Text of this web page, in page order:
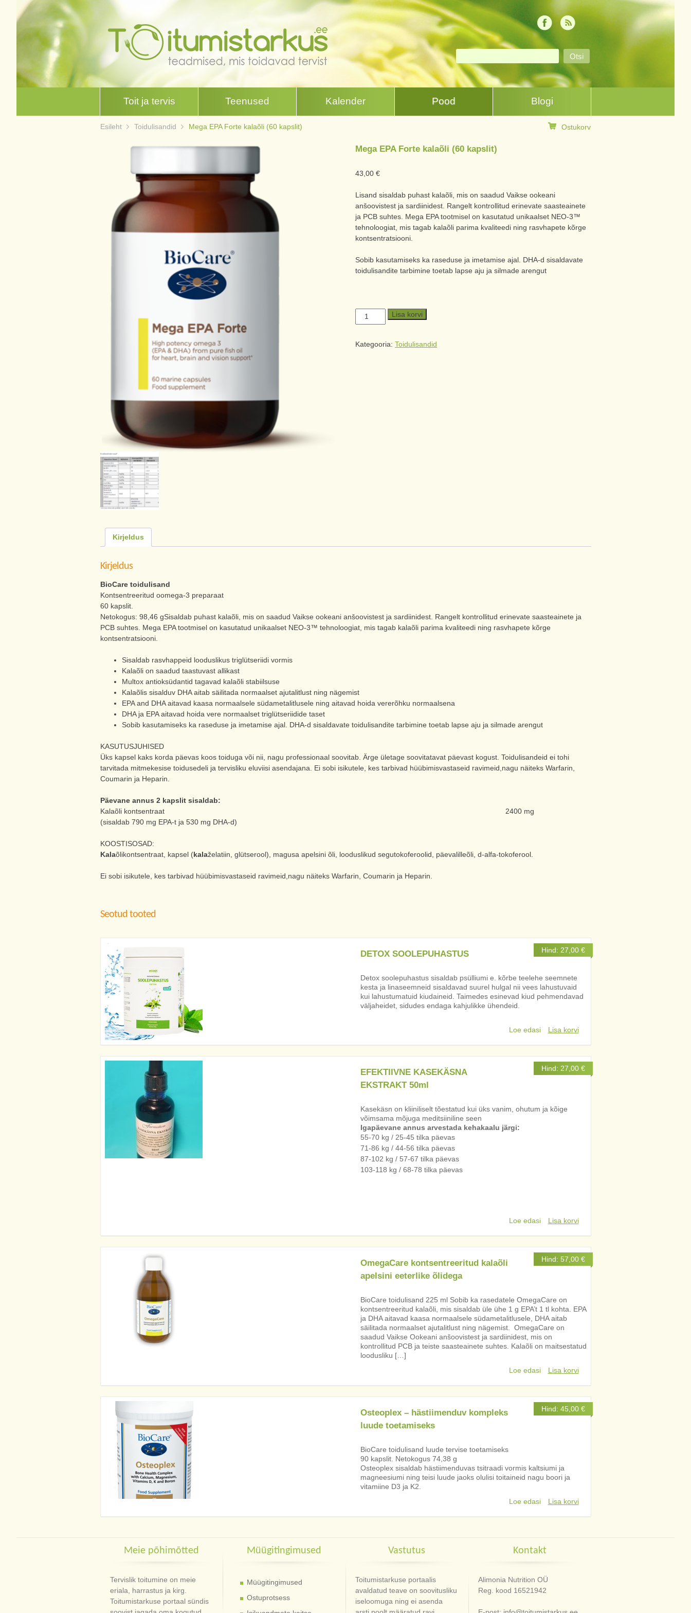
Toit ja tervis Teenused Kalender Pood Blogi
Esileht Toidulisandid Mega EPA Forte kalaõli (60 kapslit) Ostukorv
Mega EPA Forte kalaõli (60 kapslit)
43,00€
Lisand sisaldab puhast kalaõli, mis on saadud Vaikse ookeani
anšoovistest ja sardiinidest. Rangelt kontrollitud erinevate saasteainete
ja PCB suhtes. Mega EPA tootmisel on kasutatud unikaalset NEO-3™
tehnoloogiat, mis tagab kalaõli parima kvaliteedi ning rasvhapete kõrge
kontsentratsiooni.
Sobib kasutamiseks ka raseduse ja imetamise ajal. DHA-d sisaldavate
toidulisandite tarbimine toetab lapse aju ja silmade arengut
Lisa korvi
Kategooria:Toidulisandid
Kirjeldus
Kirjeldus
BioCare toidulisand
Kontsentreeritud oomega-3 preparaat
60 kapslit.
Netokogus: 98,46 gSisaldab puhast kalaõli, mis on saadud Vaikse ookeani anšoovistest ja sardiinidest. Rangelt kontrollitud erinevate saasteainete ja
PCB suhtes. Mega EPA tootmisel on kasutatud unikaalset NEO-3™ tehnoloogiat, mis tagab kalaõli parima kvaliteedi ning rasvhapete kõrge
kontsentratsiooni.
Sisaldab rasvhappeid looduslikus triglütseriidi vormis
Kalaõli on saadud taastuvast allikast
Multox antioksüdantid tagavad kalaõli stabiilsuse
Kalaõlis sisalduv DHA aitab säilitada normaalset ajutalitlust ning nägemist
EPA and DHA aitavad kaasa normaalsele südametalitlusele ning aitavad hoida vererõhku normaalsena
DHA ja EPA aitavad hoida vere normaalset triglütseriidide taset
Sobib kasutamiseks ka raseduse ja imetamise ajal. DHA-d sisaldavate toidulisandite tarbimine toetab lapse aju ja silmade arengut
KASUTUSJUHISED
Üks kapsel kaks korda päevas koos toiduga või nii, nagu professionaal soovitab. Ärge ületage soovitatavat päevast kogust. Toidulisandeid ei tohi
tarvitada mitmekesise toidusedeli ja tervisliku eluviisi asendajana. Ei sobi isikutele, kes tarbivad hüübimisvastaseid ravimeid,nagu näiteks Warfarin,
Coumarin ja Heparin.
Päevane annus 2 kapslit sisaldab:
Kalaõli kontsentraat
(sisaldab 790 mg EPA-t ja 530 mg DHA-d)
2400 mg
KOOSTISOSAD:
Kalaõlikontsentraat, kapsel (kalaželatiin, glütserool), magusa apelsini õli, looduslikud segutokoferoolid, päevalilleõli, d-alfa-tokoferool.
Ei sobi isikutele, kes tarbivad hüübimisvastaseid ravimeid,nagu näiteks Warfarin, Coumarin ja Heparin.
Seotud tooted
DETOX SOOLEPUHASTUS Hind: 27,00 €
Detox soolepuhastus sisaldab psülliumi e. kõrbe teelehe seemnete
kesta ja linaseemneid sisaldavad suurel hulgal nii vees lahustuvaid
kui lahustumatuid kiudaineid. Taimedes esinevad kiud pehmendavad
väljaheidet, sidudes endaga kahjulikke ühendeid.
Loe edasi Lisa korvi
EFEKTIIVNE KASEKÄSNA
EKSTRAKT 50ml
Hind: 27,00 €
Kasekäsn on kliiniliselt tõestatud kui üks vanim, ohutum ja kõige
võimsama mõjuga meditsiiniline seen
Igapäevane annus arvestada kehakaalu järgi:
55-70 kg / 25-45 tilka päevas
71-86 kg / 44-56 tilka päevas
87-102 kg / 57-67 tilka päevas
103-118 kg / 68-78 tilka päevas
Loe edasi Lisa korvi
OmegaCare kontsentreeritud kalaõli
apelsini eeterlike õlidega
Hind: 57,00 €
BioCare toidulisand 225 ml Sobib ka rasedatele OmegaCare on
kontsentreeritud kalaõli, mis sisaldab üle ühe 1 g EPA’t 1 tl kohta. EPA
ja DHA aitavad kaasa normaalsele südametalitlusele, DHA aitab
säilitada normaalset ajutalitlust ning nägemist. OmegaCare on
saadud Vaikse Ookeani anšoovistest ja sardiinidest, mis on
kontrollitud PCB ja teiste saasteainete suhtes. Kalaõli on maitsestatud
loodusliku […]
Loe edasi
Lisa korvi
Osteoplex – hästiimenduv kompleks
luude toetamiseks
Hind: 45,00 €
BioCare toidulisand luude tervise toetamiseks
90 kapslit. Netokogus 74,38 g
Osteoplex sisaldab hästiimenduvas tsitraadi vormis kaltsiumi ja
magneesiumi ning teisi luude jaoks olulisi toitaineid nagu boori ja
vitamiine D3 ja K2.
Loe edasi
Lisa korvi
Meie põhimõtted
Tervislik toitumine on meie
eriala, harrastus ja kirg.
Toitumistarkuse portaal sündis
Müügitingimused
Müügitingimused
Ostuprotsess
Vastutus
Toitumistarkuse portaalis
avaldatud teave on soovitusliku
iseloomuga ning ei asenda
Kontakt
Alimonia Nutrition OÜ
Reg. kood 16521942